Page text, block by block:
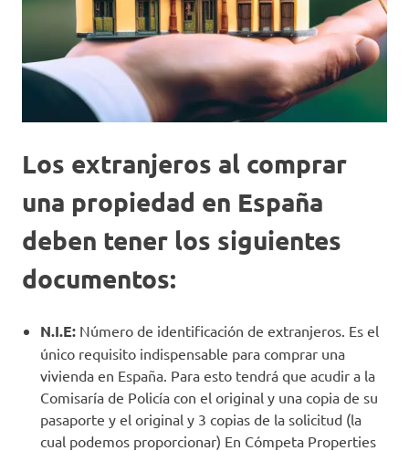
Los extranjeros al comprar
una propiedad en España
deben tener los siguientes
documentos:
N.I.E: Número de identificación de extranjeros. Es el
único requisito indispensable para comprar una
vivienda en España. Para esto tendrá que acudir a la
Comisaría de Policía con el original y una copia de su
pasaporte y el original y 3 copias de la solicitud (la
cual podemos proporcionar) En Cómpeta Properties